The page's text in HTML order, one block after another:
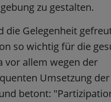
zu gestalten.
die Gelegenheit
so wichtig für die
vor allem wegen der
Umsetzung
betont: